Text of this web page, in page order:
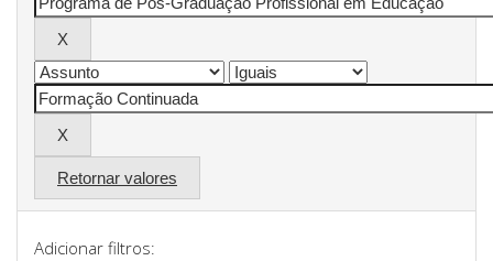
Retornar valores
Adicionar filtros: